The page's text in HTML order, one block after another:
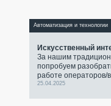
Автоматизация и технологии
Искусственный
За нашим
попробуем
работе операторов/
25.04.2025